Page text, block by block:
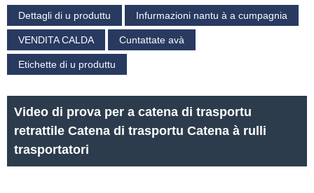
Dettagli di u produttu Infurmazioni nantu à a cumpagnia
VENDITA CALDA Cuntattate avà
Etichette di u produttu
Video di prova per a catena di trasportu
retrattile Catena di trasportu Catena à rulli
trasportatori